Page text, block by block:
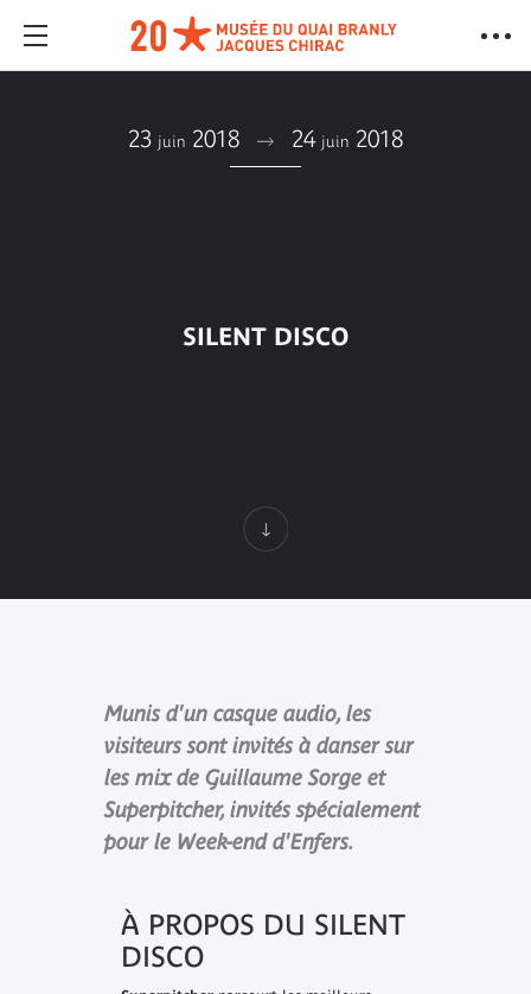
23 juin 2018 24 juin 2018
SILENT DISCO
Munis d'un casque audio, les
visiteurs sont invités à danser sur
les mix de Guillaume Sorge et
Superpitcher, invités spécialement
pour le Week-end d'Enfers.
À PROPOS DU SILENT
DISCO